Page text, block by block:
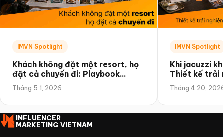
IMVN Spotlight
Khách không đặt một resort, họ
đặt cả chuyến đi: Playbook
quảng bá theo hành trình
Tháng 5 1, 2026
IMVN Spotlight
Khi jacuzzi
Thiết kế trải
quốc tế
Tháng 4 20,
INFLUENCER
MARKETING VIETNAM